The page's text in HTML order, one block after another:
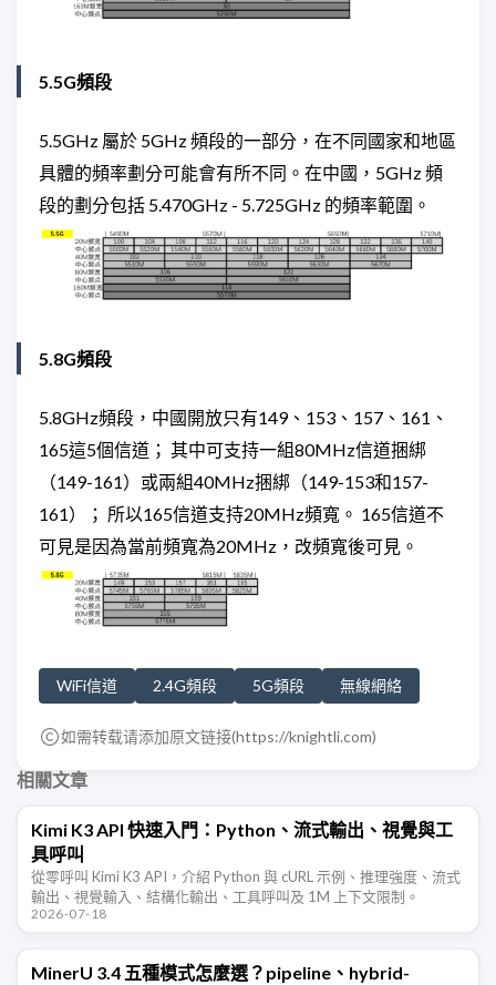
5.5G頻段
5.5GHz 屬於 5GHz 頻段的一部分，在不同國家和地區
具體的頻率劃分可能會有所不同。在中國，5GHz 頻
段的劃分包括 5.470GHz - 5.725GHz 的頻率範圍。
5.8G頻段
5.8GHz頻段，中國開放只有149、153、157、161、
165這5個信道； 其中可支持一組80MHz信道捆綁
（149-161）或兩組40MHz捆綁（149-153和157-
161）； 所以165信道支持20MHz頻寬。 165信道不
可見是因為當前頻寬為20MHz，改頻寬後可見。
WiFi信道 2.4G頻段 5G頻段 無線網絡
如需转载请添加原文链接(https://knightli.com)
相關文章
Kimi K3 API 快速入門：Python、流式輸出、視覺與工
具呼叫
從零呼叫 Kimi K3 API，介紹 Python 與 cURL 示例、推理強度、流式
輸出、視覺輸入、結構化輸出、工具呼叫及 1M 上下文限制。
2026-07-18
MinerU 3.4 五種模式怎麼選？pipeline、hybrid-